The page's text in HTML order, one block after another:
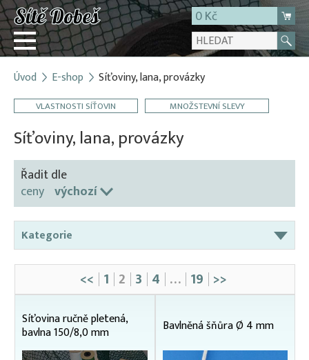
0 Kč
Přihlásit
Registrace
E-shop
O firmě
Kontakt
Úvod E-shop Síťoviny, lana, provázky
VLASTNOSTI SÍŤOVIN MNOŽSTEVNÍ SLEVY
Síťoviny, lana, provázky
Řadit dle
ceny výchozí
Kategorie
Broková zátěžová šňůra
Polyamidová lana a síťoviny
Polyesterové provázky a síťoviny
<< 1 2 3 4 … 19 >>
Síťovina ručně pletená,
bavlna 150/8,0 mm Bavlněná šňůra Ø 4 mm